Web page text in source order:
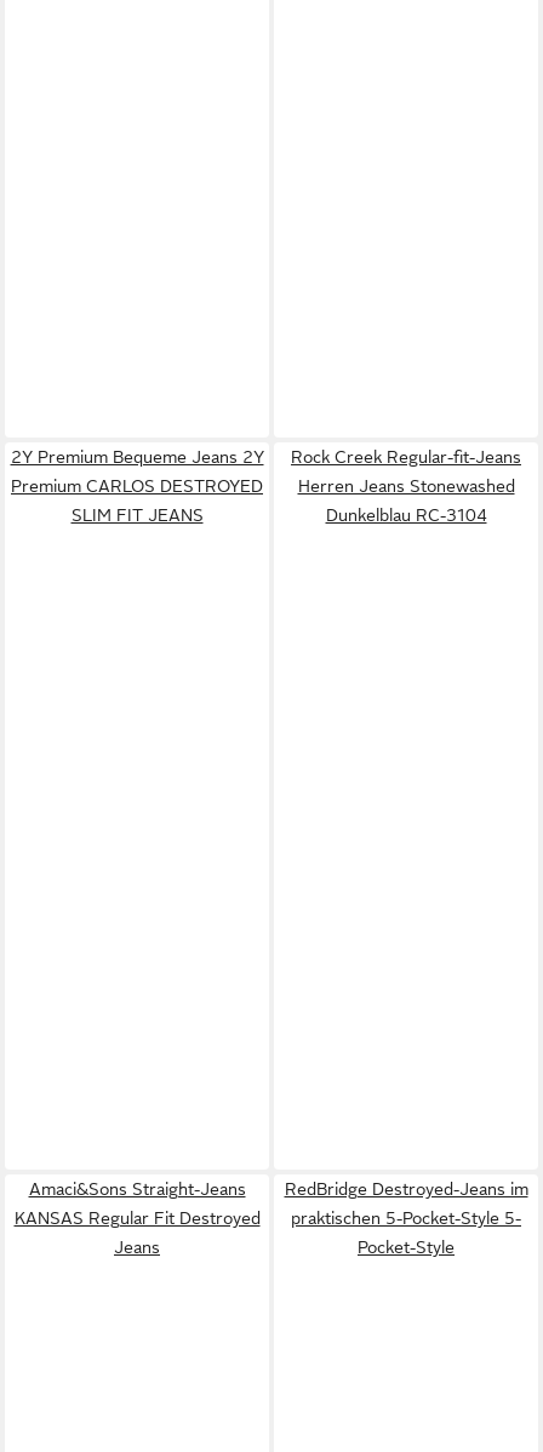
2Y Premium Bequeme Jeans 2Y
Premium CARLOS DESTROYED
SLIM FIT JEANS
Rock Creek Regular-fit-Jeans
Herren Jeans Stonewashed
Dunkelblau RC-3104
Amaci&Sons Straight-Jeans
KANSAS Regular Fit Destroyed
Jeans
RedBridge Destroyed-Jeans im
praktischen 5-Pocket-Style 5-
Pocket-Style